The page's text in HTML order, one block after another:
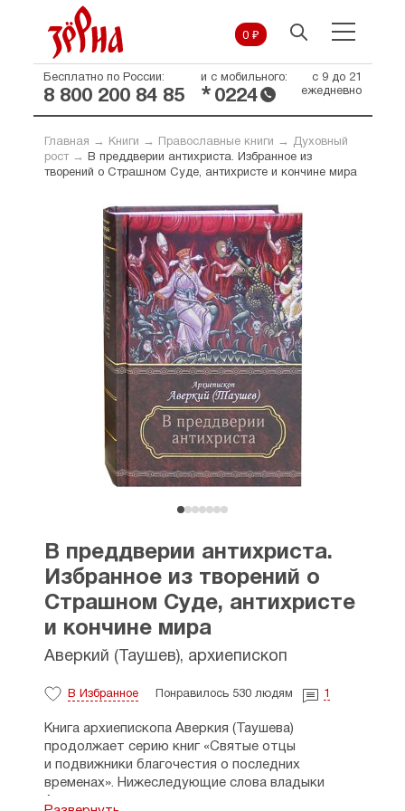
0 ₽
Бесплатно по России:
8 800 200 84 85
и с мобильного:
* 0224
с 9 до 21
ежедневно
Главная → Книги → Православные книги →
Духовный
рост→
В преддверии антихриста. Избранное из
творений о Страшном Суде, антихристе и кончине мира
В преддверии антихриста.
Избранное из творений о
Страшном Суде, антихристе
и кончине мира
Аверкий (Таушев), архиепископ
В Избранное Понравилось 530 людям 1
Книга архиепископа Аверкия (Таушева)
продолжает серию книг «Святые отцы
и подвижники благочестия о последних
временах». Нижеследующие слова владыки